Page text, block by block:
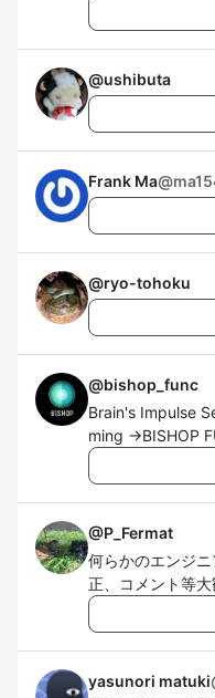
@ushibuta
Frank Ma@
@ryo-tohoku
@bishop_func
Brain's Impulse
ming ->BISHOP
@P_Fermat
何らかのエンジ
正、コメント等
yasunori matuki